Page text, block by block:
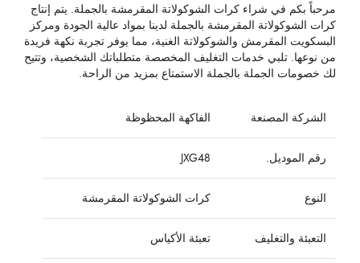
مرحباً بكم في شراء كرات الشوكولاتة المقرمشة بالجملة. يتم إنتاج
كرات الشوكولاتة المقرمشة بالجملة لدينا بمواد عالية الجودة ومركز
البسكويت المقرمش والشوكولاتة الغنية، مما يوفر تجربة نكهة فريدة
من نوعها. تلبي خدمات التغليف المخصصة متطلباتك الشخصية، وتتيح
لك خصومات الجملة بالجملة الاستمتاع بمزيد من الراحة.
الشركة المصنعة الفاكهة المحظوظة
رقم الموديل. JXG48
النوع كرات الشوكولاتة المقرمشة
التعبئة والتغليف تعبئة الأكياس